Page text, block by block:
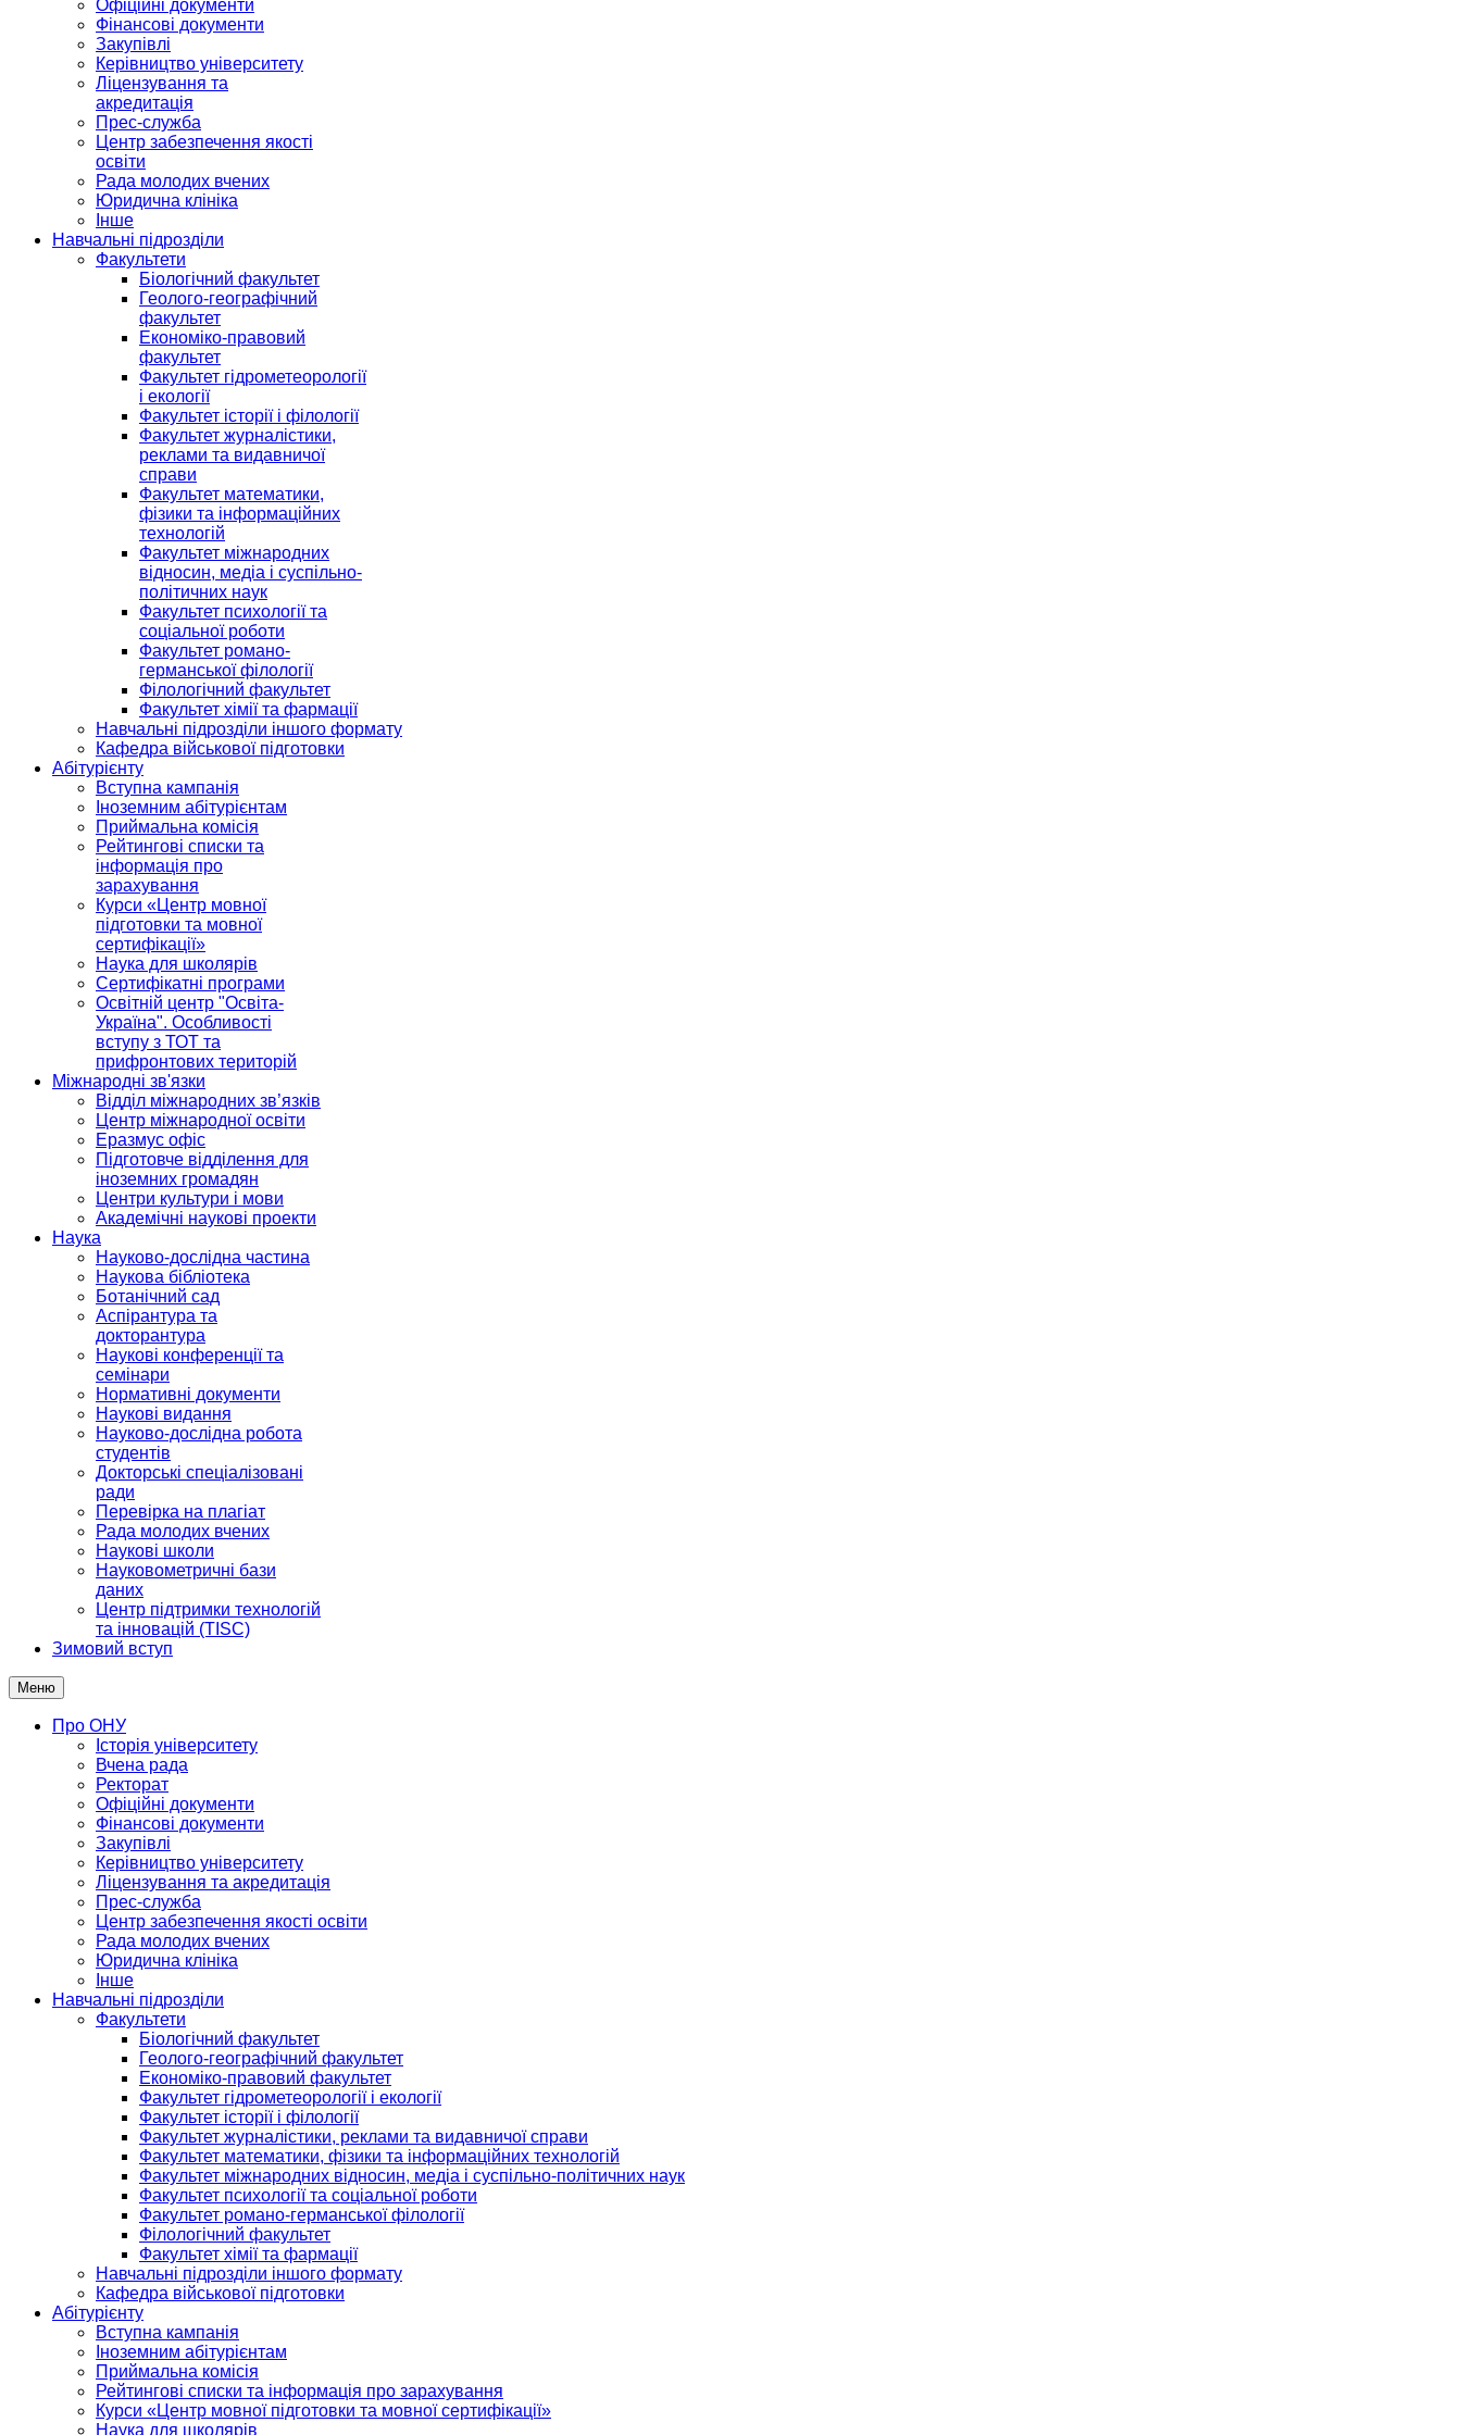
Офіційні документи
Фінансові документи
Закупівлі
Керівництво університету
Ліцензування та
акредитація
Прес-служба
Центр забезпечення якості
освіти
Рада молодих вчених
Юридична клініка
Інше
Навчальні підрозділи
Факультети
Біологічний факультет
Геолого-географічний
факультет
Економіко-правовий
факультет
Факультет гідрометеорології
і екології
Факультет історії і філології
Факультет журналістики,
реклами та видавничої
справи
Факультет математики,
фізики та інформаційних
технологій
Факультет міжнародних
відносин, медіа і суспільно-
політичних наук
Факультет психології та
соціальної роботи
Факультет романо-
германської філології
Філологічний факультет
Факультет хімії та фармації
Навчальні підрозділи іншого формату
Кафедра військової підготовки
Абітурієнту
Вступна кампанія
Іноземним абітурієнтам
Приймальна комісія
Рейтингові списки та
інформація про
зарахування
Курси «Центр мовної
підготовки та мовної
сертифікації»
Наука для школярів
Сертифікатні програми
Освітній центр "Освіта-
Україна". Особливості
вступу з ТОТ та
прифронтових територій
Міжнародні зв'язки
Відділ міжнародних зв’язків
Центр міжнародної освіти
Еразмус офіс
Підготовче відділення для
іноземних громадян
Центри культури і мови
Академічні наукові проекти
Наука
Науково-дослідна частина
Наукова бібліотека
Ботанічний сад
Аспірантура та
докторантура
Наукові конференції та
семінари
Нормативні документи
Наукові видання
Науково-дослідна робота
студентів
Докторські спеціалізовані
ради
Перевірка на плагіат
Рада молодих вчених
Наукові школи
Науковометричні бази
даних
Центр підтримки технологій
та інновацій (TISC)
Зимовий вступ
Меню
Про ОНУ
Історія університету
Вчена рада
Ректорат
Офіційні документи
Фінансові документи
Закупівлі
Керівництво університету
Ліцензування та акредитація
Прес-служба
Центр забезпечення якості освіти
Рада молодих вчених
Юридична клініка
Інше
Навчальні підрозділи
Факультети
Біологічний факультет
Геолого-географічний факультет
Економіко-правовий факультет
Факультет гідрометеорології і екології
Факультет історії і філології
Факультет журналістики, реклами та видавничої справи
Факультет математики, фізики та інформаційних технологій
Факультет міжнародних відносин, медіа і суспільно-політичних наук
Факультет психології та соціальної роботи
Факультет романо-германської філології
Філологічний факультет
Факультет хімії та фармації
Навчальні підрозділи іншого формату
Кафедра військової підготовки
Абітурієнту
Вступна кампанія
Іноземним абітурієнтам
Приймальна комісія
Рейтингові списки та інформація про зарахування
Курси «Центр мовної підготовки та мовної сертифікації»
Наука для школярів